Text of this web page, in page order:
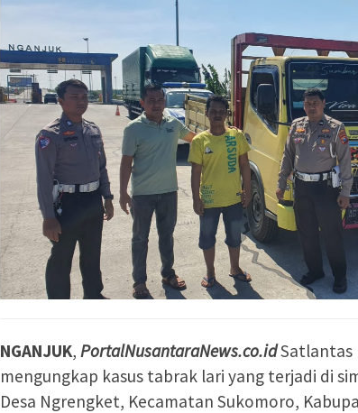
NGANJUK, PortalNusantaraNews.co.idSatlantas
mengungkap kasus tabrak lari yang terjadi di
Desa Ngrengket, Kecamatan Sukomoro,